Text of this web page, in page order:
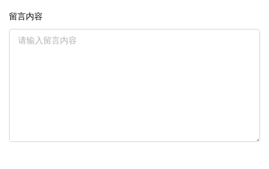
留言内容